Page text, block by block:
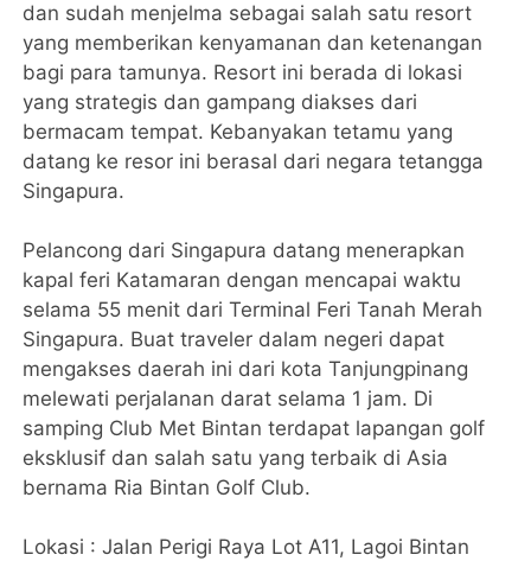
dan sudah menjelma sebagai salah satu resort
yang memberikan kenyamanan dan ketenangan
bagi para tamunya. Resort ini berada di lokasi
yang strategis dan gampang diakses dari
bermacam tempat. Kebanyakan tetamu yang
datang ke resor ini berasal dari negara tetangga
Singapura.
Pelancong dari Singapura datang menerapkan
kapal feri Katamaran dengan mencapai waktu
selama 55 menit dari Terminal Feri Tanah Merah
Singapura. Buat traveler dalam negeri dapat
mengakses daerah ini dari kota Tanjungpinang
melewati perjalanan darat selama 1 jam. Di
samping Club Met Bintan terdapat lapangan golf
eksklusif dan salah satu yang terbaik di Asia
bernama Ria Bintan Golf Club.
Lokasi : Jalan Perigi Raya Lot A11, Lagoi Bintan